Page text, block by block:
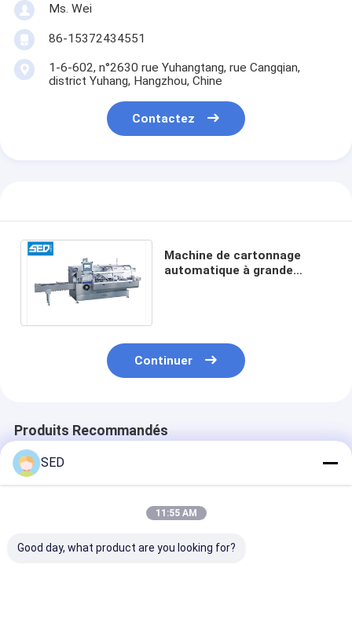
Ms. Wei
86-15372434551
1-6-602, n°2630 rue Yuhangtang, rue Cangqian,
district Yuhang, Hangzhou, Chine
Contactez
Machine de cartonnage
automatique à grande
Continuer
Produits Recommandés
SED
11:55 AM
Good day, what product are you looking for?